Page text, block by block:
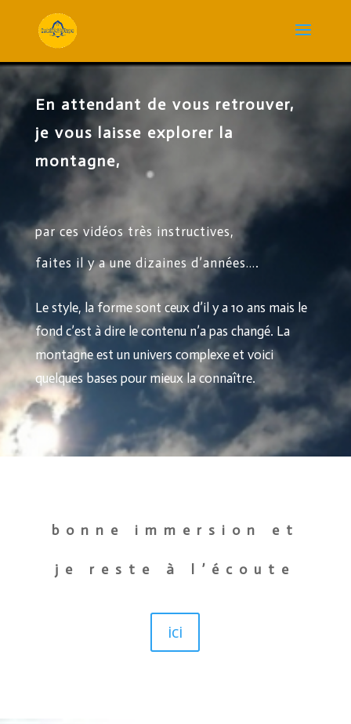
En attendant de vous retrouver,
je vous laisse explorer la
montagne,
par ces vidéos très instructives,
faites il y a une dizaines d’années….
Le style, la forme sont ceux d’il y a 10 ans mais le
fond c’est à dire le contenu n’a pas changé. La
montagne est un univers complexe et voici
quelques bases pour mieux la connaître.
bonne immersion et
je reste à l’écoute
ici